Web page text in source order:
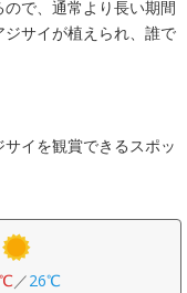
で、通常より長い期間
サイが植えられ、誰で
イを観賞できるスポッ
／26℃